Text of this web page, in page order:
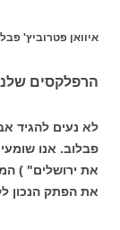
איוואן פטרוביץ'
הרפלקסים
לא נעים להגיד
פבלוב. אנו
את ירושלים" )
את הפתק הנכון